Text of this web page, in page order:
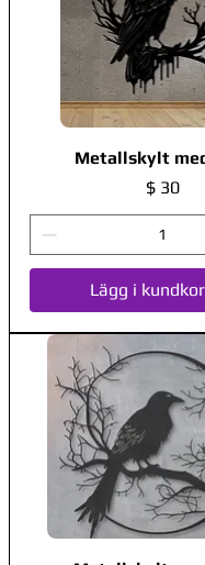
Metallskylt
Pris
$ 30
Lägg i